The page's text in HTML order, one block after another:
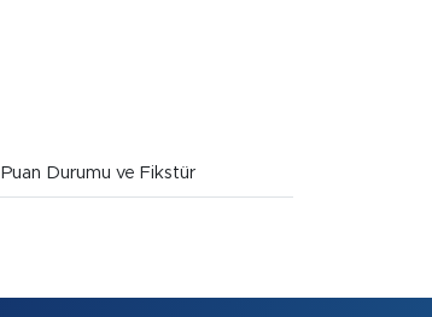
Puan Durumu ve Fikstür